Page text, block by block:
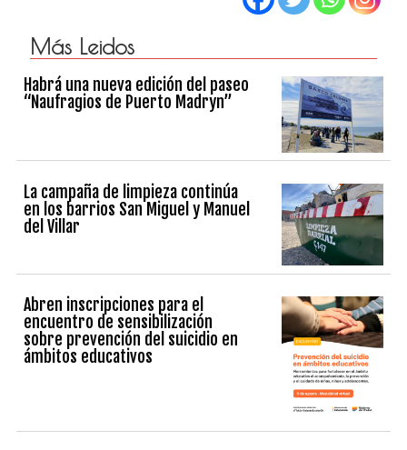
Más Leidos
Habrá una nueva edición del paseo
“Naufragios de Puerto Madryn”
La campaña de limpieza continúa
en los barrios San Miguel y Manuel
del Villar
Abren inscripciones para el
encuentro de sensibilización
sobre prevención del suicidio en
ámbitos educativos